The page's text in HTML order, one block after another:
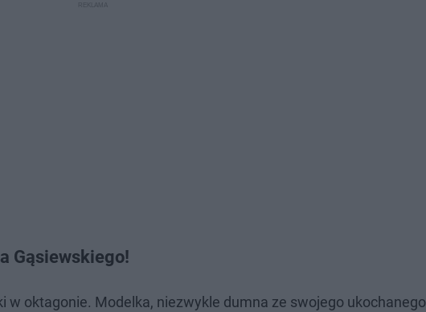
Gąsiewskiego!
w oktagonie. Modelka, niezwykle dumna ze swojego ukochanego